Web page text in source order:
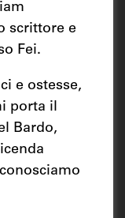
scrittore e
Fei.
e ostesse,
porta il
Bardo,